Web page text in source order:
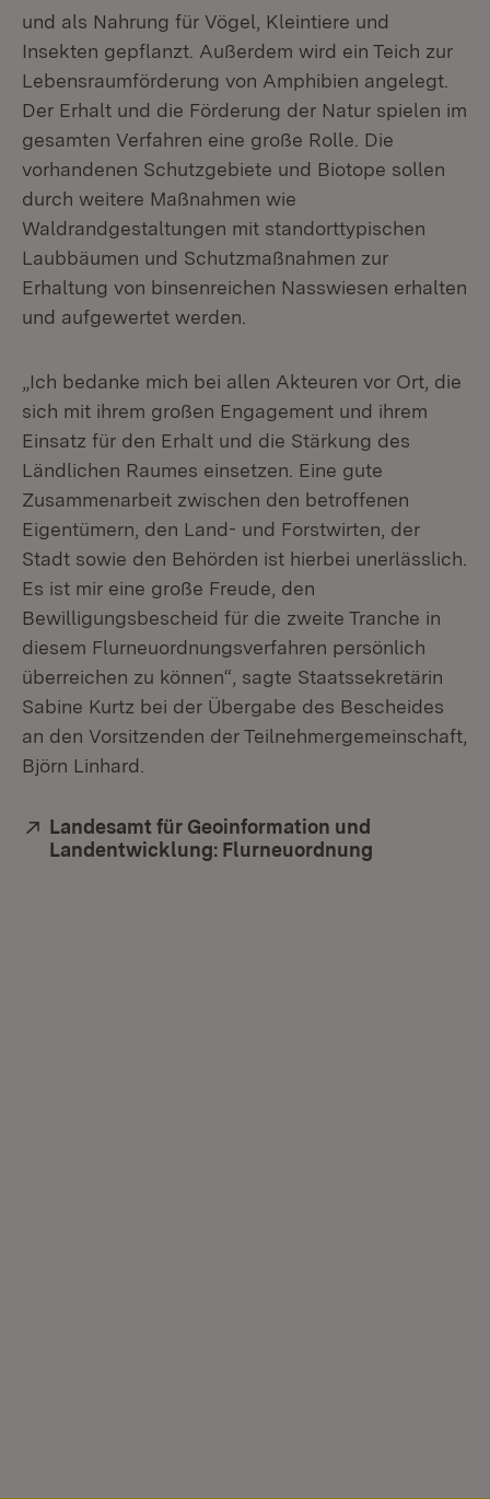
und als Nahrung für Vögel, Kleintiere und
Insekten gepflanzt. Außerdem wird ein Teich zur
Lebensraumförderung von Amphibien angelegt.
Der Erhalt und die Förderung der Natur spielen im
gesamten Verfahren eine große Rolle. Die
vorhandenen Schutzgebiete und Biotope sollen
durch weitere Maßnahmen wie
Waldrandgestaltungen mit standorttypischen
Laubbäumen und Schutzmaßnahmen zur
Erhaltung von binsenreichen Nasswiesen erhalten
und aufgewertet werden.
„Ich bedanke mich bei allen Akteuren vor Ort, die
sich mit ihrem großen Engagement und ihrem
Einsatz für den Erhalt und die Stärkung des
Ländlichen Raumes einsetzen. Eine gute
Zusammenarbeit zwischen den betroffenen
Eigentümern, den Land- und Forstwirten, der
Stadt sowie den Behörden ist hierbei unerlässlich.
Es ist mir eine große Freude, den
Bewilligungsbescheid für die zweite Tranche in
diesem Flurneuordnungsverfahren persönlich
überreichen zu können“, sagte Staatssekretärin
Sabine Kurtz bei der Übergabe des Bescheides
an den Vorsitzenden der Teilnehmergemeinschaft,
Björn Linhard.
Extern:
Landesamt für Geoinformation und
Landentwicklung: Flurneuordnung